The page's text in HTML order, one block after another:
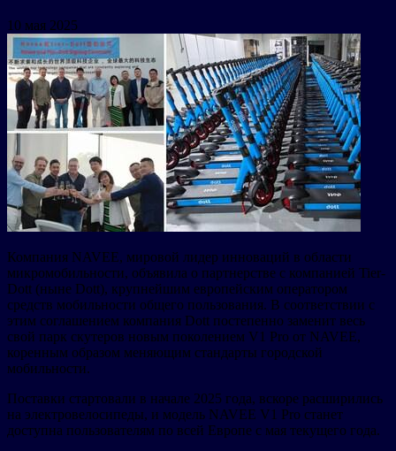
10 мая 2025
Компания NAVEE, мировой лидер инноваций в области
микромобильности, объявила о партнерстве с компанией Tier-
Dott (ныне Dott), крупнейшим европейским оператором
средств мобильности общего пользования. В соответствии с
этим соглашением компания Dott постепенно заменит весь
свой парк скутеров новым поколением V1 Pro от NAVEE,
коренным образом меняющим стандарты городской
мобильности.
Поставки стартовали в начале 2025 года, вскоре расширились
на электровелосипеды, и модель NAVEE V1 Pro станет
доступна пользователям по всей Европе с мая текущего года.